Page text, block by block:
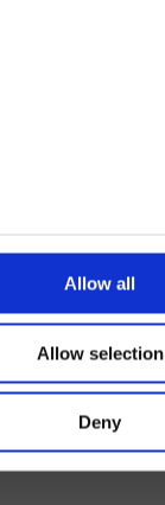
Allow all
Allow selection
Deny